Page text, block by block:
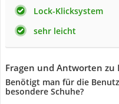
Lock-Klicksystem
sehr leicht
Fragen und Antworten zu
Benötigt man für die
besondere Schuhe?